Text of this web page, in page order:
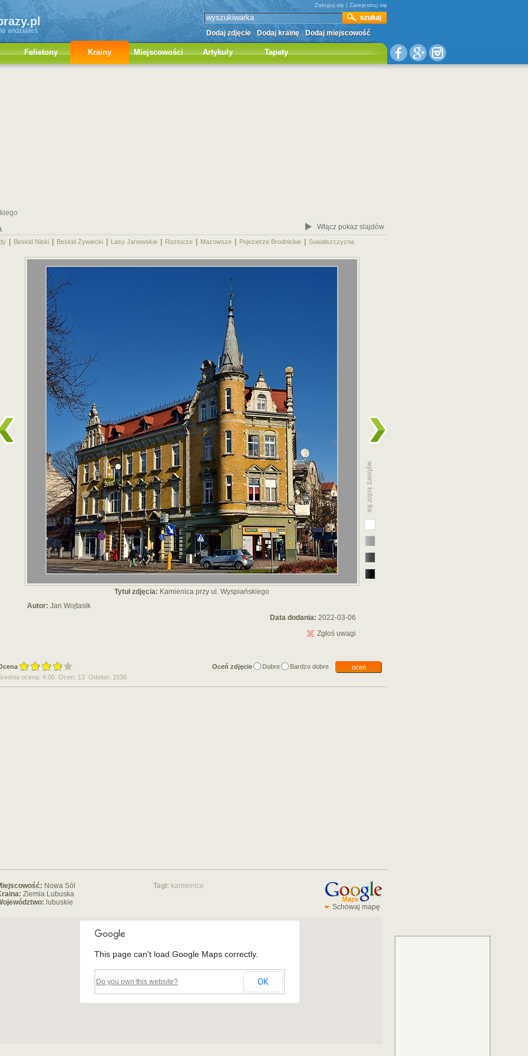
widziałeś
Zaloguj się | Zarejestruj się
Dodaj zdjęcie Dodaj krainę Dodaj miejscowość
Felietony Krainy Miejscowości Artykuły Tapety
Włącz pokaz slajdów
Beskid Niski Beskid Żywiecki Lasy Janowskie Roztocze Mazowsze Pojezierze Brodnickie Suwalszczyzna
Tytuł zdjęcia: Kamienica przy ul. Wyspiańskiego
Autor: Jan Wojtasik
Data dodania: 2022-03-06
Zgłoś uwagi
Oceń zdjęcie Dobre Bardzo dobre
oceń
ocena: 4.00 Ocen: 13 Odsłon: 1536
Nowa Sól
Ziemia Lubuska
lubuskie
Tagi: kamienice
Schowaj mapę
This page can't load Google Maps correctly.
Do you own this website? OK